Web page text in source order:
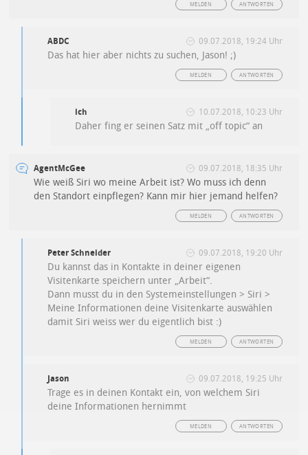
ANTWORTEN
MELDEN
ABDC 09.07.2018, 19:24 Uhr
Das hat hier aber nichts zu suchen, Jason! ;)
ANTWORTEN
MELDEN
ich 10.07.2018, 10:23 Uhr
Daher fing er seinen Satz mit „off topic“ an
AgentMcGee 09.07.2018, 18:35 Uhr
Wie weiß Siri wo meine Arbeit ist? Wo muss ich denn
den Standort einpflegen? Kann mir hier jemand helfen?
ANTWORTEN
MELDEN
Peter Schneider 09.07.2018, 19:20 Uhr
Du kannst das in Kontakte in deiner eigenen
Visitenkarte speichern unter „Arbeit“.
Dann musst du in den Systemeinstellungen > Siri >
Meine Informationen deine Visitenkarte auswählen
damit Siri weiss wer du eigentlich bist :)
ANTWORTEN
MELDEN
Jason 09.07.2018, 19:25 Uhr
Trage es in deinen Kontakt ein, von welchem Siri
deine Informationen hernimmt
ANTWORTEN
MELDEN